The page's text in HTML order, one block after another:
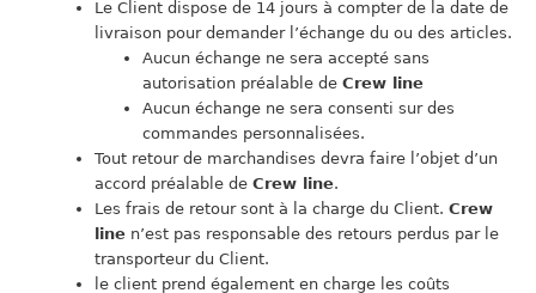
Le Client dispose de 14 jours à compter de la date de
livraison pour demander l’échange du ou des articles.
Aucun échange ne sera accepté sans
autorisation préalable de Crew line
Aucun échange ne sera consenti sur des
commandes personnalisées.
Tout retour de marchandises devra faire l’objet d’un
accord préalable deCrew line.
Les frais de retour sont à la charge du Client.Crew
line n’est pas responsable des retours perdus par le
transporteur du Client.
le client prend également en charge les coûts